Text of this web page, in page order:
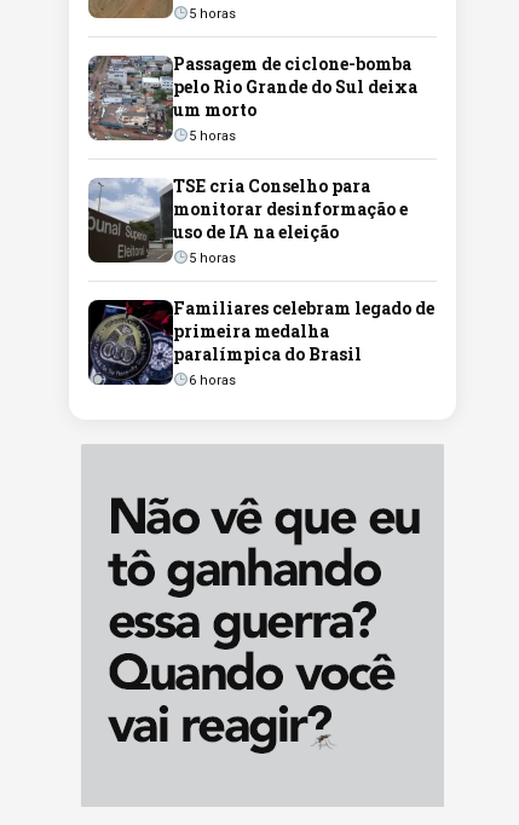
5 horas
Passagem de ciclone-bomba
pelo Rio Grande do Sul deixa
um morto
5 horas
TSE cria Conselho para
monitorar desinformação e
uso de IA na eleição
5 horas
Familiares celebram legado de
primeira medalha
paralímpica do Brasil
6 horas